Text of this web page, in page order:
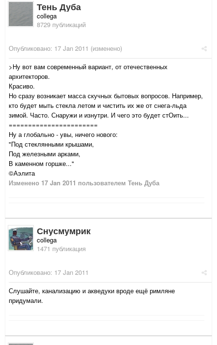
Тень Дуба
collega
8729 публикаций
Опубликовано: 17 Jan 2011 (изменено)
>Ну вот вам современный вариант, от отечественных
архитекторов.
Красиво.
Но сразу возникает масса скучных бытовых вопросов. Например,
кто будет мыть стекла летом и чистить их же от снега-льда
зимой. Часто. Снаружи и изнутри. И чего это будет стОить...
=======================
Ну а глобально - увы, ничего нового:
"Под стеклянными крышами,
Под железными арками,
В каменном горшке..."
©Аэлита
Изменено 17 Jan 2011 пользователем Тень Дуба
Снусмумрик
collega
1471 публикация
Опубликовано: 17 Jan 2011
Слушайте, канализацию и акведуки вроде ещё римляне
придумали.